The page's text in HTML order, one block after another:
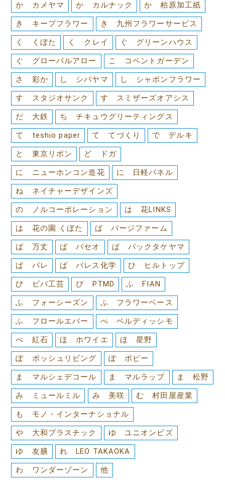
か カメヤマ か カルナック か 柏原加工紙
き キープフラワー き 九州フラワーサービス
く くぼた く クレイ ぐ グリーンハウス
ぐ グローバルアロー こ コベントガーデン
さ 彩か し シバヤマ し シャボンフラワー
す スタジオサンク す スミザーズオアシス
だ 大鉄 ち チキュウグリーティングス
て teshio paper て てづくり で デルキ
と 東京リボン ど ドガ
に ニューホンコン造花 に 日軽パネル
ね ネイチャーデザインズ
の ノルコーポレーション は 花LINKS
は 花の園 くぼた ば バージファーム
ば 万丈 ぱ パセオ ぱ パックタケヤマ
ぱ パレ ぱ パレス化学 ひ ヒルトップ
び ビバ工芸 ぴ PTMD ふ FIAN
ふ フォーシーズン ふ フラワーベース
ふ フロールエバー べ ベルディッシモ
べ 紅石 ほ ホワイエ ほ 星野
ぽ ポッシュリビング ぽ ポピー
ま マルシェデコール ま マルラップ ま 松野
み ミュールミル み 美咲 む 村田屋産業
も モノ・インターナショナル
や 大和プラスチック ゆ ユニオンビズ
ゆ 友膳 れ LEO TAKAOKA
わ ワンダーゾーン 他